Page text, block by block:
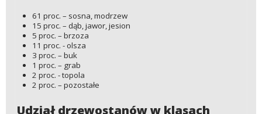
61 proc. – sosna, modrzew
15 proc. – dąb, jawor, jesion
5 proc. – brzoza
11 proc. - olsza
3 proc. – buk
1 proc. – grab
2 proc. - topola
2 proc. – pozostałe
Udział drzewostanów w klasach